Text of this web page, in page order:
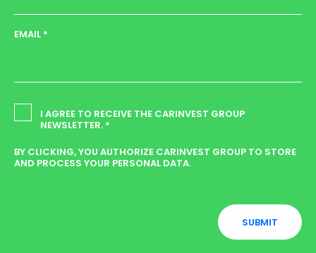
EMAIL *
I AGREE TO RECEIVE THE CARINVEST GROUP
NEWSLETTER. *
BY CLICKING, YOU AUTHORIZE CARINVEST GROUP TO STORE
AND PROCESS YOUR PERSONAL DATA.
SUBMIT